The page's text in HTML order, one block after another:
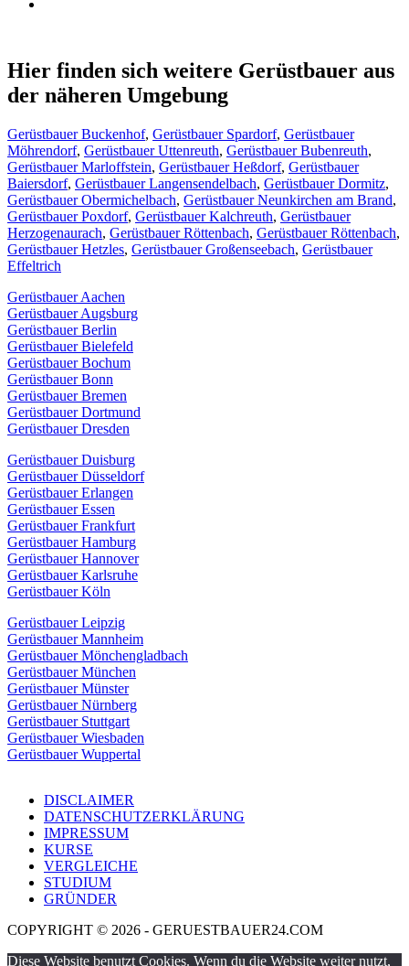
Hier finden sich weitere Gerüstbauer aus
der näheren Umgebung
Gerüstbauer Buckenhof, Gerüstbauer Spardorf, Gerüstbauer
Möhrendorf, Gerüstbauer Uttenreuth, Gerüstbauer Bubenreuth,
Gerüstbauer Marloffstein, Gerüstbauer Heßdorf, Gerüstbauer
Baiersdorf, Gerüstbauer Langensendelbach, Gerüstbauer Dormitz,
Gerüstbauer Obermichelbach, Gerüstbauer Neunkirchen am Brand,
Gerüstbauer Poxdorf, Gerüstbauer Kalchreuth, Gerüstbauer
Herzogenaurach, Gerüstbauer Röttenbach, Gerüstbauer Röttenbach,
Gerüstbauer Hetzles, Gerüstbauer Großenseebach, Gerüstbauer
Effeltrich
Gerüstbauer Aachen
Gerüstbauer Augsburg
Gerüstbauer Berlin
Gerüstbauer Bielefeld
Gerüstbauer Bochum
Gerüstbauer Bonn
Gerüstbauer Bremen
Gerüstbauer Dortmund
Gerüstbauer Dresden
Gerüstbauer Duisburg
Gerüstbauer Düsseldorf
Gerüstbauer Erlangen
Gerüstbauer Essen
Gerüstbauer Frankfurt
Gerüstbauer Hamburg
Gerüstbauer Hannover
Gerüstbauer Karlsruhe
Gerüstbauer Köln
Gerüstbauer Leipzig
Gerüstbauer Mannheim
Gerüstbauer Mönchengladbach
Gerüstbauer München
Gerüstbauer Münster
Gerüstbauer Nürnberg
Gerüstbauer Stuttgart
Gerüstbauer Wiesbaden
Gerüstbauer Wuppertal
DISCLAIMER
DATENSCHUTZERKLÄRUNG
IMPRESSUM
KURSE
VERGLEICHE
STUDIUM
GRÜNDER
COPYRIGHT © 2026 - GERUESTBAUER24.COM
Diese Website benutzt Cookies. Wenn du die Website weiter nutzt,